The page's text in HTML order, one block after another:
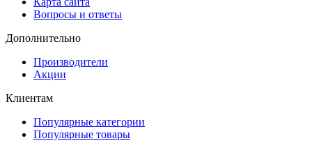
Вопросы и ответы
Дополнительно
Производители
Акции
Клиентам
Популярные категории
Популярные товары